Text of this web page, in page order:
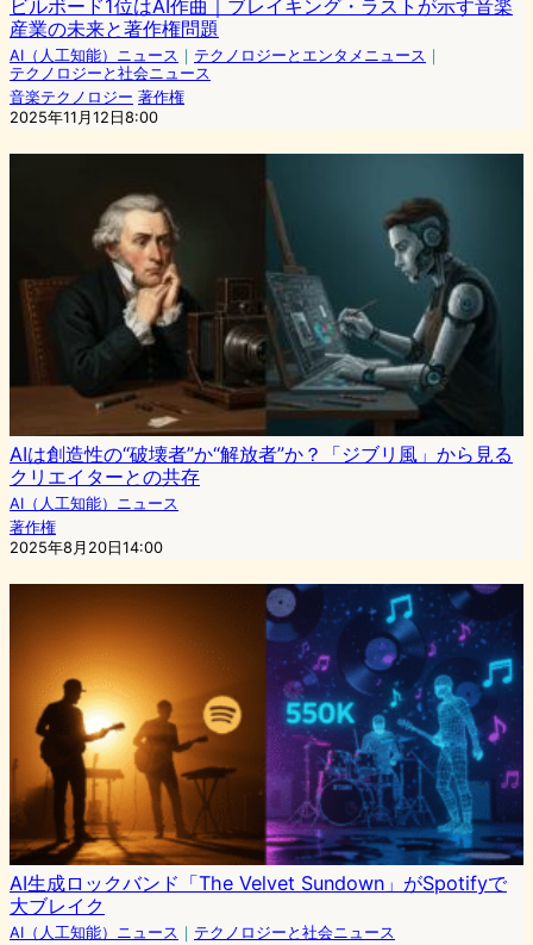
ビルボード1位はAI作曲｜ブレイキング・ラストが示す音楽
産業の未来と著作権問題
AI（人工知能）ニュース ｜ テクノロジーとエンタメニュース ｜
テクノロジーと社会ニュース
音楽テクノロジー 著作権
2025年11月12日8:00
AIは創造性の“破壊者”か“解放者”か？「ジブリ風」から見る
クリエイターとの共存
AI（人工知能）ニュース
著作権
2025年8月20日14:00
AI生成ロックバンド「The Velvet Sundown」がSpotifyで
大ブレイク
AI（人工知能）ニュース ｜ テクノロジーと社会ニュース